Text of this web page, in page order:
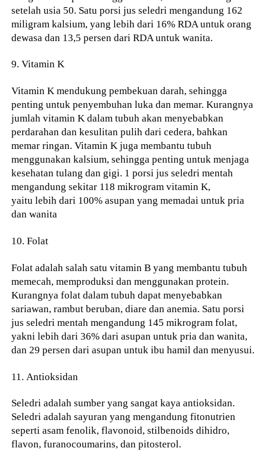
setelah usia 50. Satu porsi jus seledri mengandung 162
miligram kalsium, yang lebih dari 16% RDA untuk orang
dewasa dan 13,5 persen dari RDA untuk wanita.
9. Vitamin K
Vitamin K mendukung pembekuan darah, sehingga
penting untuk penyembuhan luka dan memar. Kurangnya
jumlah vitamin K dalam tubuh akan menyebabkan
perdarahan dan kesulitan pulih dari cedera, bahkan
memar ringan. Vitamin K juga membantu tubuh
menggunakan kalsium, sehingga penting untuk menjaga
kesehatan tulang dan gigi. 1 porsi jus seledri mentah
mengandung sekitar 118 mikrogram vitamin K,
yaitu lebih dari 100% asupan yang memadai untuk pria
dan wanita
10. Folat
Folat adalah salah satu vitamin B yang membantu tubuh
memecah, memproduksi dan menggunakan protein.
Kurangnya folat dalam tubuh dapat menyebabkan
sariawan, rambut beruban, diare dan anemia. Satu porsi
jus seledri mentah mengandung 145 mikrogram folat,
yakni lebih dari 36% dari asupan untuk pria dan wanita,
dan 29 persen dari asupan untuk ibu hamil dan menyusui.
11. Antioksidan
Seledri adalah sumber yang sangat kaya antioksidan.
Seledri adalah sayuran yang mengandung fitonutrien
seperti asam fenolik, flavonoid, stilbenoids dihidro,
flavon, furanocoumarins, dan pitosterol.